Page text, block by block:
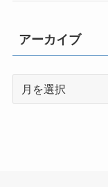
アーカイブ